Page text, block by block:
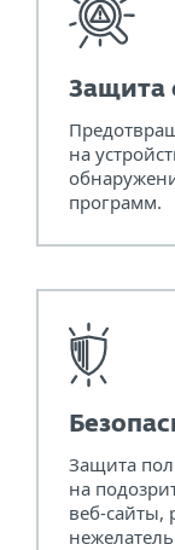
Защита
на
программ.
Защита
на
веб-сайты,